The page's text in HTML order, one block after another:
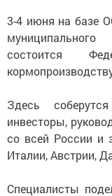
3-4 июня на базе
состоится
Здесь
инвесторы,
со всей России и
Италии, Австрии,
Специалисты